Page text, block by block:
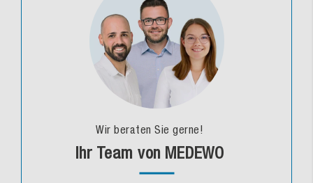
Wir beraten Sie gerne!
Ihr Team von MEDEWO